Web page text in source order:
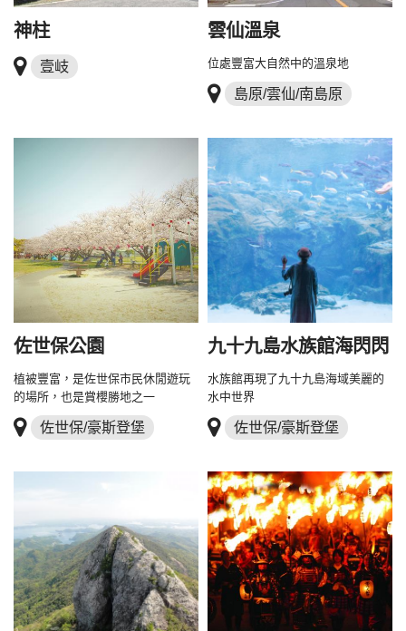
神柱
壹岐
雲仙溫泉
位處豐富大自然中的溫泉地
島原/雲仙/南島原
佐世保公園
植被豐富，是佐世保市民休閒遊玩
的場所，也是賞櫻勝地之一
佐世保/豪斯登堡
九十九島水族館海閃閃
水族館再現了九十九島海域美麗的
水中世界
佐世保/豪斯登堡